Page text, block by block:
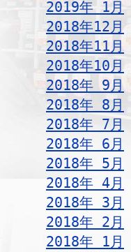
2019年 1月
2018年12月
2018年11月
2018年10月
2018年 9月
2018年 8月
2018年 7月
2018年 6月
2018年 5月
2018年 4月
2018年 3月
2018年 2月
2018年 1月